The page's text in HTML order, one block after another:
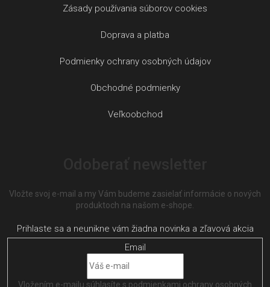
Zásady používania súborov cookies
Doprava a platba
Podmienky ochrany osobných údajov
Obchodné podmienky
Veľkoobchod
Vložte svoj e-mail a my Vám budeme zasielať informácie o nových
produktoch na našom e-shope.
Email
Vložením e-mailu súhlasíte s podmienkami ochrany osobných